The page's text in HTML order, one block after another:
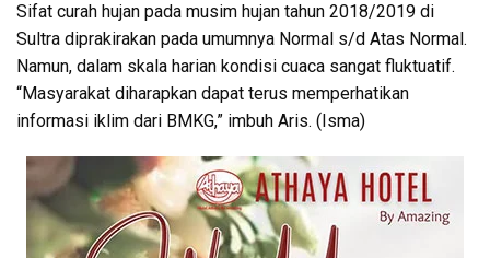
Sifat curah hujan pada musim hujan tahun 2018/2019 di
Sultra diprakirakan pada umumnya Normal s/d Atas Normal.
Namun, dalam skala harian kondisi cuaca sangat fluktuatif.
“Masyarakat diharapkan dapat terus memperhatikan
informasi iklim dari BMKG,” imbuh Aris. (Isma)